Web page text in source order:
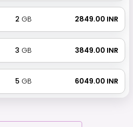
2 GB ₹ 2849.00 INR
3 GB ₹ 3849.00 INR
5 GB ₹ 6049.00 INR